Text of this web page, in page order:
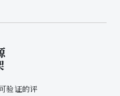
验证的评